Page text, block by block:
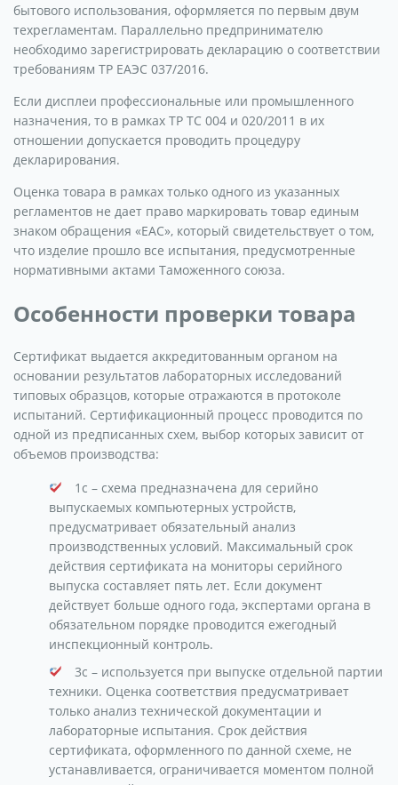
бытового использования, оформляется по первым двум
техрегламентам. Параллельно предпринимателю
необходимо зарегистрировать декларацию о соответствии
требованиям ТР ЕАЭС 037/2016.
Если дисплеи профессиональные или промышленного
назначения, то в рамках ТР ТС 004 и 020/2011 в их
отношении допускается проводить процедуру
декларирования.
Оценка товара в рамках только одного из указанных
регламентов не дает право маркировать товар единым
знаком обращения «ЕАС», который свидетельствует о том,
что изделие прошло все испытания, предусмотренные
нормативными актами Таможенного союза.
Особенности проверки товара
Сертификат выдается аккредитованным органом на
основании результатов лабораторных исследований
типовых образцов, которые отражаются в протоколе
испытаний. Сертификационный процесс проводится по
одной из предписанных схем, выбор которых зависит от
объемов производства:
1с – схема предназначена для серийно
выпускаемых компьютерных устройств,
предусматривает обязательный анализ
производственных условий. Максимальный срок
действия сертификата на мониторы серийного
выпуска составляет пять лет. Если документ
действует больше одного года, экспертами органа в
обязательном порядке проводится ежегодный
инспекционный контроль.
3с – используется при выпуске отдельной партии
техники. Оценка соответствия предусматривает
только анализ технической документации и
лабораторные испытания. Срок действия
сертификата, оформленного по данной схеме, не
устанавливается, ограничивается моментом полной